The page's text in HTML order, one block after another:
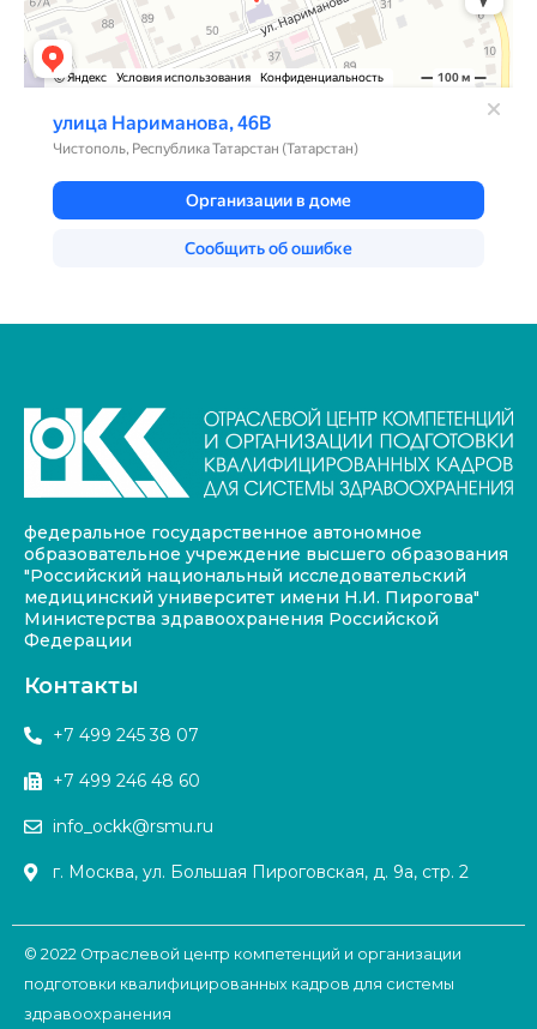
федеральное государственное автономное
образовательное учреждение высшего образования
"Российский национальный исследовательский
медицинский университет имени Н.И. Пирогова"
Министерства здравоохранения Российской
Федерации
Контакты
+7 499 245 38 07
+7 499 246 48 60
info_ockk@rsmu.ru
г. Москва, ул. Большая Пироговская, д. 9а, стр. 2
© 2022 Отраслевой центр компетенций и организации
подготовки квалифицированных кадров для системы
здравоохранения